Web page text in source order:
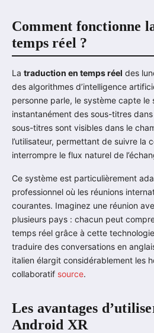
Comment fonctionne
temps réel ?
La traduction en temps réel des
des algorithmes d’intelligence
personne parle, le système capte le
instantanément des sous-titres
sous-titres sont visibles dans le
l’utilisateur, permettant de suivre la
interrompre le flux naturel de
Ce système est particulièrement
professionnel où les réunions
courantes. Imaginez une réunion
plusieurs pays : chacun peut
temps réel grâce à cette
traduire des conversations en
italien élargit considérablement les
collaboratif source.
Les avantages
Android XR